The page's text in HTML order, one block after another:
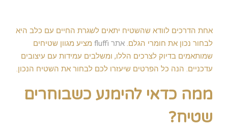
אחת הדרכים לוודא שהשטיח יתאים לשגרת החיים עם כלב היא
לבחור נכון את חומרי הגלם. אתר fluffi
מציע מגוון שטיחים
שמותאמים בדיוק לצרכים הללו, ומשלבים עמידות עם עיצובים
עדכניים. הנה כל הפרטים שיעזרו לכם לבחור את השטיח הנכון.
ממה כדאי להימנע כשבוחרים
שטיח?